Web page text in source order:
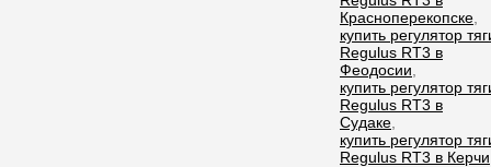
Красноперекопске
купить регулятор
Regulus RT3 в
Феодосии
купить регулятор
Regulus RT3 в
Судаке
купить регулятор
Regulus RT3 в Керчи